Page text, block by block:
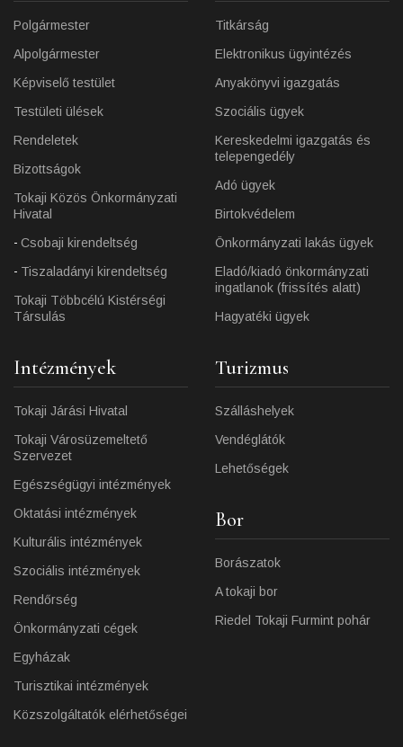
Polgármester
Alpolgármester
Képviselő testület
Testületi ülések
Rendeletek
Bizottságok
Tokaji Közös Önkormányzati
Hivatal
Csobaji kirendeltség
Tiszaladányi kirendeltség
Tokaji Többcélú Kistérségi
Társulás
Titkárság
Elektronikus ügyintézés
Anyakönyvi igazgatás
Szociális ügyek
Kereskedelmi igazgatás és
telepengedély
Adó ügyek
Birtokvédelem
Önkormányzati lakás ügyek
Eladó/kiadó önkormányzati
ingatlanok (frissítés alatt)
Hagyatéki ügyek
Intézmények
Tokaji Járási Hivatal
Tokaji Városüzemeltető
Szervezet
Egészségügyi intézmények
Oktatási intézmények
Kulturális intézmények
Szociális intézmények
Rendőrség
Önkormányzati cégek
Egyházak
Turisztikai intézmények
Közszolgáltatók elérhetőségei
Turizmus
Szálláshelyek
Vendéglátók
Lehetőségek
Bor
Borászatok
A tokaji bor
Riedel Tokaji Furmint pohár